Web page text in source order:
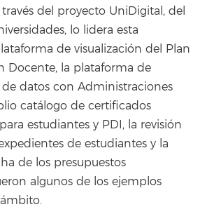
del proyecto UniDigital, del
lo lidera esta
de visualización del Plan
Docente, la plataforma de
datos con Administraciones
catálogo de certificados
estudiantes y PDI, la revisión
de estudiantes y la
de los presupuestos
algunos de los ejemplos